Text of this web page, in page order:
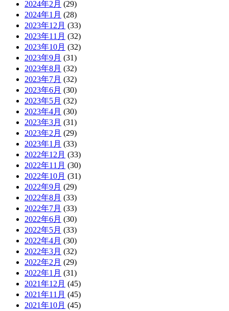
2024年2月 (29)
2024年1月 (28)
2023年12月 (33)
2023年11月 (32)
2023年10月 (32)
2023年9月 (31)
2023年8月 (32)
2023年7月 (32)
2023年6月 (30)
2023年5月 (32)
2023年4月 (30)
2023年3月 (31)
2023年2月 (29)
2023年1月 (33)
2022年12月 (33)
2022年11月 (30)
2022年10月 (31)
2022年9月 (29)
2022年8月 (33)
2022年7月 (33)
2022年6月 (30)
2022年5月 (33)
2022年4月 (30)
2022年3月 (32)
2022年2月 (29)
2022年1月 (31)
2021年12月 (45)
2021年11月 (45)
2021年10月 (45)